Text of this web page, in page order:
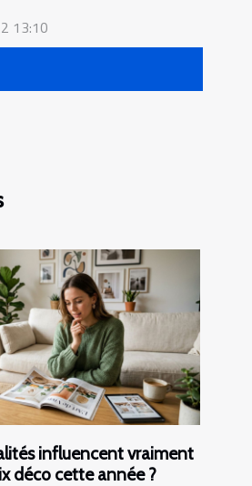
13:10
influencent vraiment
déco cette année ?